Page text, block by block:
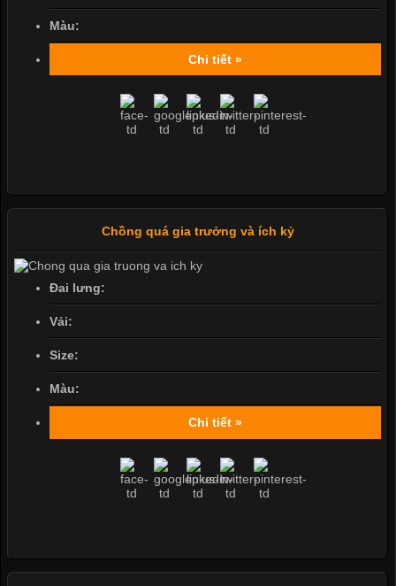
Màu:
Chi tiết »
Chồng quá gia trưởng và ích kỷ
Đai lưng:
Vải:
Size:
Màu:
Chi tiết »